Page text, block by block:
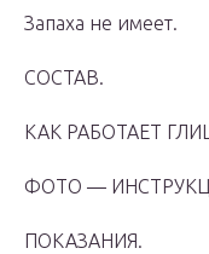
Запаха не имеет.
СОСТАВ.
КАК РАБОТАЕТ
ФОТО —
ПОКАЗАНИЯ.